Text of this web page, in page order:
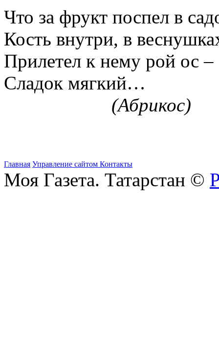
Что за фрукт поспел в
Кость внутри, в
Прилетел к нему рой ос –
Сладок мягкий…
(Абрикос)
Главная Управление сайтом Контакты
Моя Газета. Татарстан ©